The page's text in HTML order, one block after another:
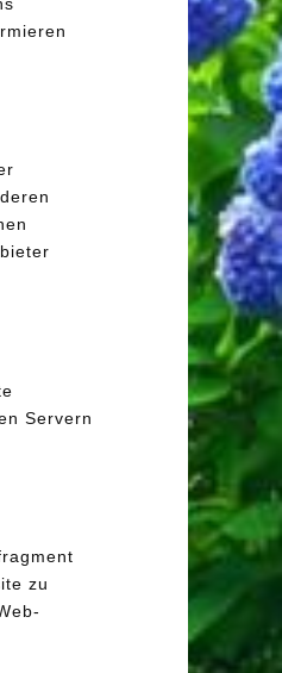
Servern
zu